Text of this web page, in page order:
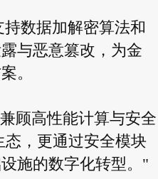
数据加解密算法和
与恶意篡改，为金
。
顾高性能计算与安全
，更通过安全模块
施的数字化转型。"